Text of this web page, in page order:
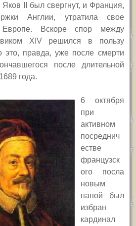
Яков
был свергнут, и Франция,
Англии, утратила свое
Европе. Вскоре спор между
XIV решился в пользу
это, правда, уже после смерти
после длительной
года.
6 октября
при
активном
посреднич
естве
французск
ого посла
новым
папой был
избран
кардинал